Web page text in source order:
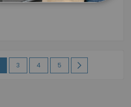
Página
Página
3 Página
4 Página
5